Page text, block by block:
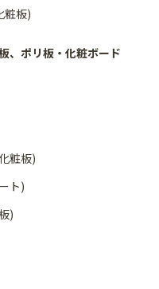
粧板)
、ポリ板・化粧ボード
粧板)
ト)
)